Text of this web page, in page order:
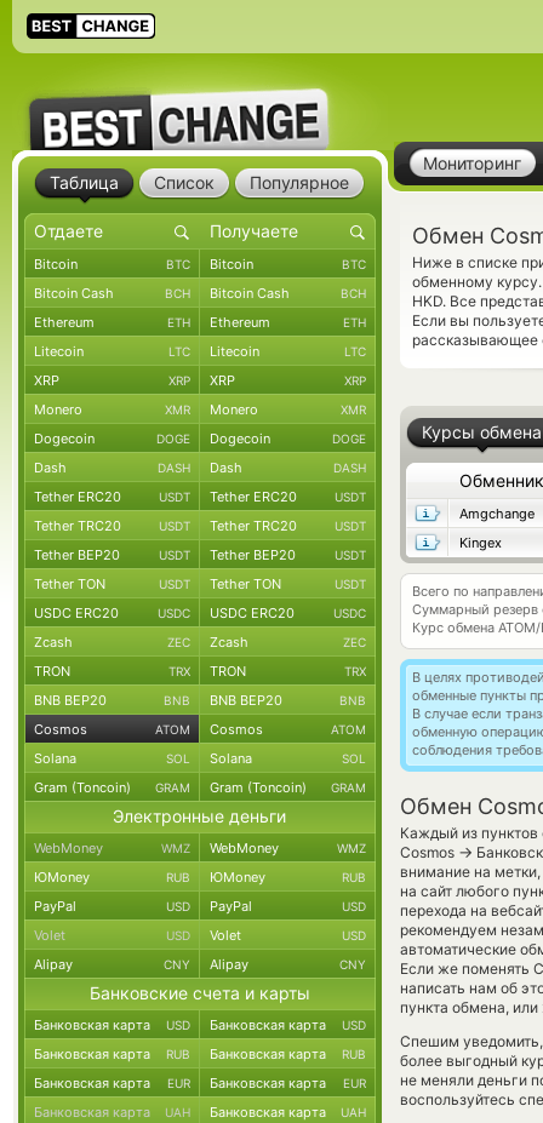
Мониторинг
Обмен
Ниже в списке
обменному
HKD. Все
Если вы
рассказывающее
Курсы обмена
Обменник
Amgchange
Kingex
Всего по
Суммарный резерв
Курс обмена
В целях
обменные пункты
В случае если
обменную
соблюдения
Обмен
Каждый из пунктов
Cosmos →
внимание на
на сайт любого
перехода на
рекомендуем
автоматические
Если же поменять
написать нам об
пункта обмена,
Спешим
более выгодный
не меняли деньги
воспользуйтесь
Таблица Список Популярное
Bitcoin BTC Bitcoin BTC
Bitcoin Cash BCH Bitcoin Cash BCH
Ethereum ETH Ethereum ETH
Litecoin LTC Litecoin LTC
XRP XRP XRP XRP
Monero XMR Monero XMR
Dogecoin DOGE Dogecoin DOGE
Dash DASH Dash DASH
Tether ERC20 USDT Tether ERC20 USDT
Tether TRC20 USDT Tether TRC20 USDT
Tether BEP20 USDT Tether BEP20 USDT
Tether TON USDT Tether TON USDT
USDC ERC20 USDC USDC ERC20 USDC
Zcash ZEC Zcash ZEC
TRON TRX TRON TRX
BNB BEP20 BNB BNB BEP20 BNB
Cosmos ATOM Cosmos ATOM
Solana SOL Solana SOL
Gram (Toncoin) GRAM Gram (Toncoin) GRAM
Электронные деньги
WebMoney WMZ WebMoney WMZ
ЮMoney RUB ЮMoney RUB
PayPal USD PayPal USD
Volet USD Volet USD
Alipay CNY Alipay CNY
Банковские счета и карты
Банковская карта USD Банковская карта USD
Банковская карта RUB Банковская карта RUB
Банковская карта EUR Банковская карта EUR
Банковская карта UAH Банковская карта UAH